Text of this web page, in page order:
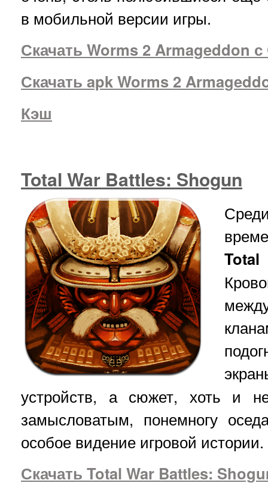
в мобильной версии игры.
Скачать Worms 2 Armageddon
Скачать apk Worms 2
Кэш
Total War Battles: Shogun
устройств, а сюжет, хоть и
замысловатым, понемногу
особое видение игровой истории.
Скачать Total War Battles: